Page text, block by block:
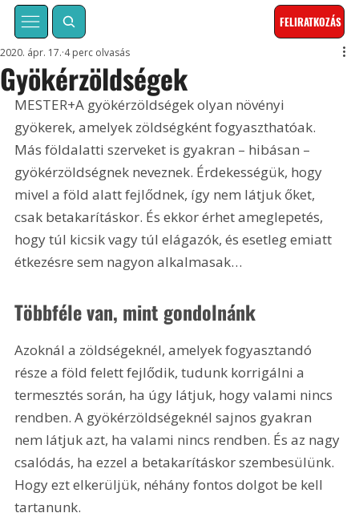
FELIRATKOZÁS
Gyökérzöldségek
2020. ápr. 17. 4 perc olvasás
MESTER+A gyökérzöldségek olyan növényi
gyökerek, amelyek zöldségként fogyaszthatóak.
Más földalatti szerveket is gyakran – hibásan –
gyökérzöldségnek neveznek. Érdekességük, hogy
mivel a föld alatt fejlődnek, így nem látjuk őket,
csak betakarításkor. És ekkor érhet ameglepetés,
hogy túl kicsik vagy túl elágazók, és esetleg emiatt
étkezésre sem nagyon alkalmasak…
Többféle van, mint gondolnánk
Azoknál a zöldségeknél, amelyek fogyasztandó
része a föld felett fejlődik, tudunk korrigálni a
termesztés során, ha úgy látjuk, hogy valami nincs
rendben. A gyökérzöldségeknél sajnos gyakran
nem látjuk azt, ha valami nincs rendben. És az nagy
csalódás, ha ezzel a betakarításkor szembesülünk.
Hogy ezt elkerüljük, néhány fontos dolgot be kell
tartanunk.